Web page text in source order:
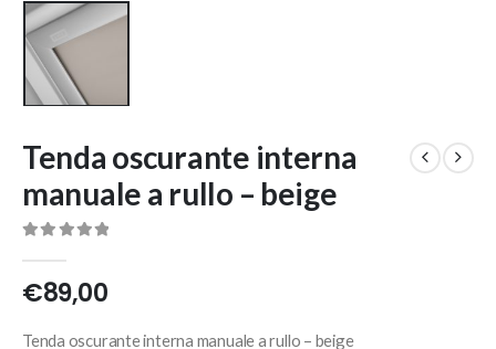
Tenda oscurante interna
manuale a rullo – beige
€89,00
Tenda oscurante interna manuale a rullo – beige